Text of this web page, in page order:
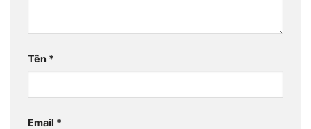
Tên *
Email *